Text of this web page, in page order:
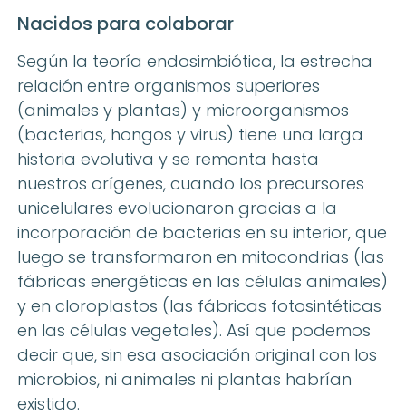
Nacidos para colaborar
Según la teoría endosimbiótica, la estrecha
relación entre organismos superiores
(animales y plantas) y microorganismos
(bacterias, hongos y virus) tiene una larga
historia evolutiva y se remonta hasta
nuestros orígenes, cuando los precursores
unicelulares evolucionaron gracias a la
incorporación de bacterias en su interior, que
luego se transformaron en mitocondrias (las
fábricas energéticas en las células animales)
y en cloroplastos (las fábricas fotosintéticas
en las células vegetales). Así que podemos
decir que, sin esa asociación original con los
microbios, ni animales ni plantas habrían
existido.